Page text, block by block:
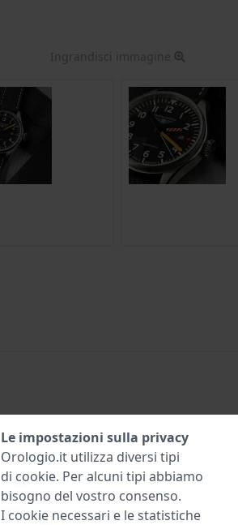
Ingrandisci immagine
Aggiungi al carrello
Le impostazioni sulla privacy
Orologio.it utilizza diversi tipi
di cookie. Per alcuni tipi abbiamo
bisogno del vostro consenso.
I cookie necessari e le statistiche